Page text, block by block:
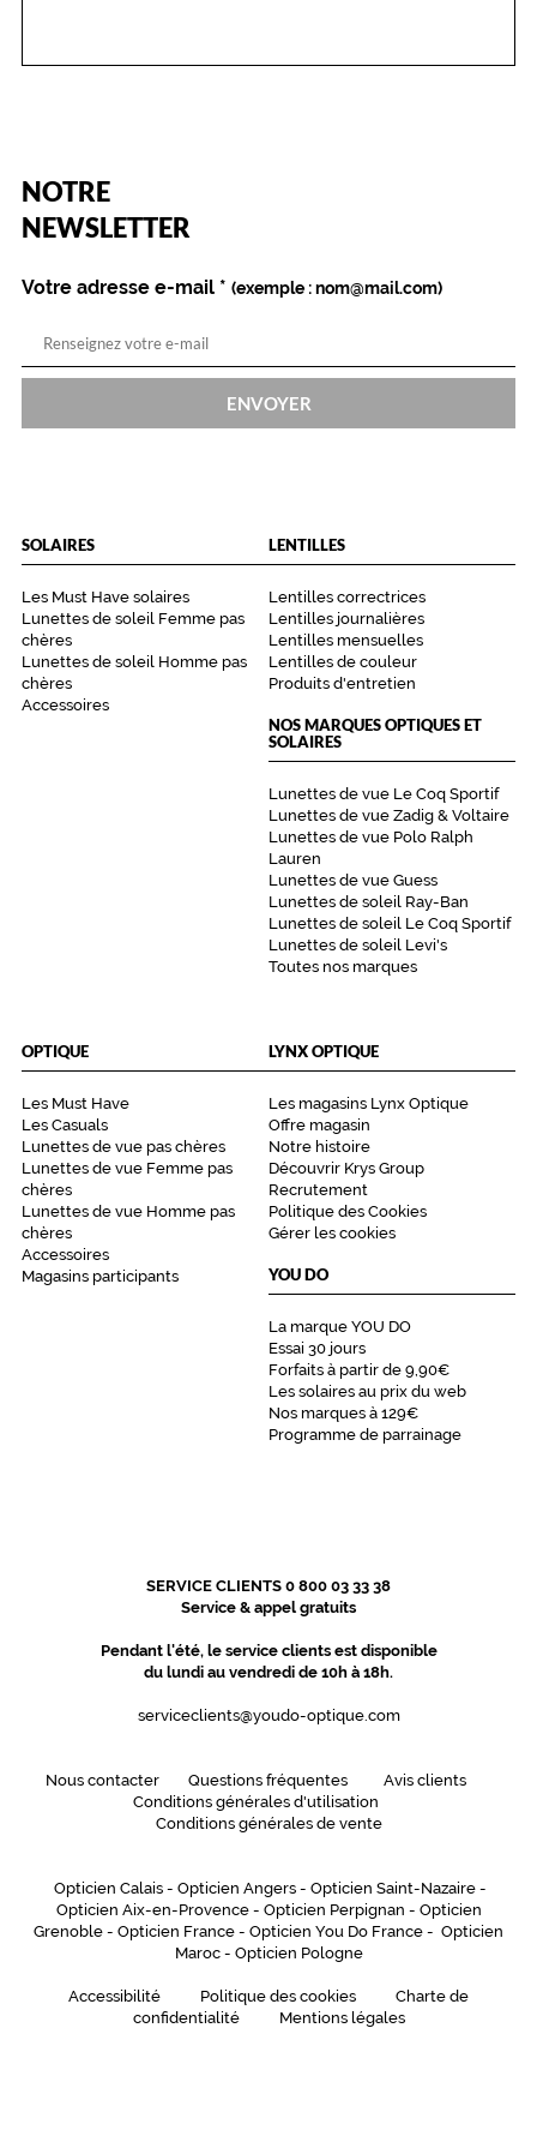
NOTRE
NEWSLETTER
Name
Votre adresse e-mail *
(Ce
champ
est
obligatoire)
(exemple : nom@mail.com)
ENVOYER
SOLAIRES
Les Must Have solaires
Lunettes de soleil Femme pas
chères
Lunettes de soleil Homme pas
chères
Accessoires
LENTILLES
Lentilles correctrices
Lentilles journalières
Lentilles mensuelles
Lentilles de couleur
Produits d'entretien
NOS MARQUES OPTIQUES ET
SOLAIRES
Lunettes de vue Le Coq Sportif
Lunettes de vue Zadig & Voltaire
Lunettes de vue Polo Ralph
Lauren
Lunettes de vue Guess
Lunettes de soleil Ray-Ban
Lunettes de soleil Le Coq Sportif
Lunettes de soleil Levi's
Toutes nos marques
OPTIQUE
Les Must Have
Les Casuals
Lunettes de vue pas chères
Lunettes de vue Femme pas
chères
Lunettes de vue Homme pas
chères
Accessoires
Magasins participants
LYNX OPTIQUE
Les magasins Lynx Optique
Offre magasin
Notre histoire
Découvrir Krys Group
Recrutement
Politique des Cookies
Gérer les cookies
YOU DO
La marque YOU DO
Essai 30 jours
Forfaits à partir de 9,90€
Les solaires au prix du web
Nos marques à 129€
Programme de parrainage
SERVICE CLIENTS 0 800 03 33 38
Service & appel gratuits
Pendant l'été, le service clients est disponible
du lundi au vendredi de 10h à 18h.
serviceclients@youdo-optique.com
Nous contacter Questions fréquentes
Avis clients
Conditions générales d'utilisation
Conditions générales de vente
Opticien Calais - Opticien Angers - Opticien Saint-Nazaire -
Opticien Aix-en-Provence- Opticien Perpignan - Opticien
Grenoble - Opticien France - Opticien You Do France - Opticien
Maroc- Opticien Pologne
Accessibilité Politique des cookies
Charte de
confidentialité
Mentions légales